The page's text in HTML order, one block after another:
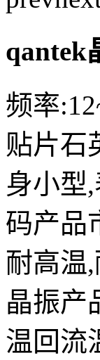
qantek
频率
贴片石
身小型
码产品
耐高温
晶振产
温回流